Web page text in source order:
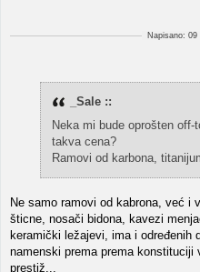
Napisano: 09
_Sale ::
Neka mi bude oprošten
takva cena?
Ramovi od karbona,
Ne samo ramovi od kabrona, već i
šticne, nosači bidona, kavezi
keramički ležajevi, ima i određenih
namenski prema prema konstituciji
prestiž...